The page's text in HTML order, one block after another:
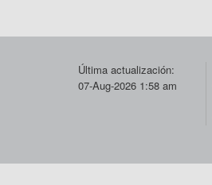
Última actualización:
07-Aug-2026 1:58 am